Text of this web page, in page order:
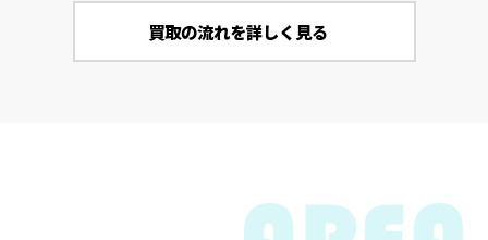
買取の流れを詳しく見る